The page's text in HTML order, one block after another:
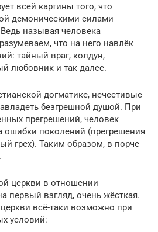
всей картины того, что
демоническими силами
называя человека
что на него навлёк
тайный враг, колдун,
любовник и так далее.
догматике, нечестивые
безгрешной душой. При
прегрешений, человек
ошибки поколений (прегрешения
грех). Таким образом, в порче
церкви в отношении
первый взгляд, очень жёсткая.
всё-таки возможно при
условий: